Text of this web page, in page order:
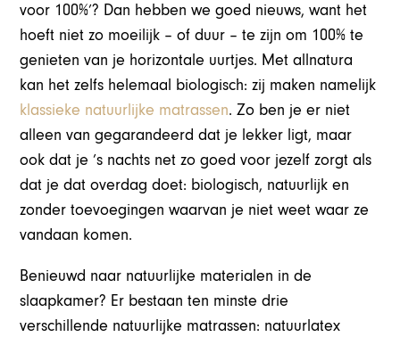
voor 100%’? Dan hebben we goed nieuws, want het
hoeft niet zo moeilijk – of duur – te zijn om 100% te
genieten van je horizontale uurtjes. Met allnatura
kan het zelfs helemaal biologisch: zij maken namelijk
klassieke natuurlijke matrassen. Zo ben je er niet
alleen van gegarandeerd dat je lekker ligt, maar
ook dat je ’s nachts net zo goed voor jezelf zorgt als
dat je dat overdag doet: biologisch, natuurlijk en
zonder toevoegingen waarvan je niet weet waar ze
vandaan komen.
Benieuwd naar natuurlijke materialen in de
slaapkamer? Er bestaan ten minste drie
verschillende natuurlijke matrassen: natuurlatex